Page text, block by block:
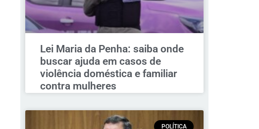
Lei Maria da Penha: saiba onde
buscar ajuda em casos de
violência doméstica e familiar
contra mulheres
POLÍTICA